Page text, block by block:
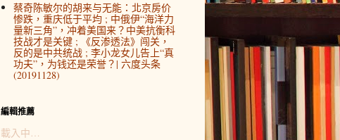
蔡奇陈敏尔的胡来与无能：北京房价
惨跌，重庆低于平均 ; 中俄伊“海洋力
量新三角”，冲着美国来？中美抗衡科
技战才是关键 ; 《反渗透法》闯关，
反的是中共统战 ; 李小龙女儿告上“真
功夫”，为钱还是荣誉？| 六度头条
(20191128)
編輯推薦
載入中…